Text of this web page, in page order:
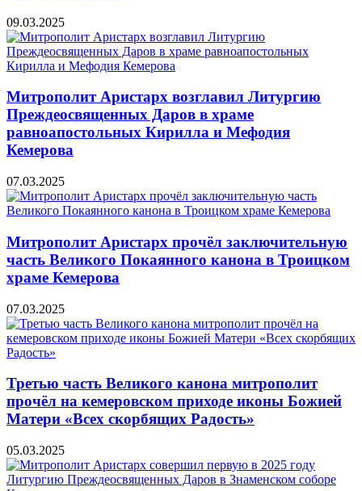
09.03.2025
Митрополит Аристарх возглавил Литургию
Преждеосвященных Даров в храме
равноапостольных Кирилла и Мефодия
Кемерова
07.03.2025
Митрополит Аристарх прочёл заключительную
часть Великого Покаянного канона в Троицком
храме Кемерова
07.03.2025
Третью часть Великого канона митрополит
прочёл на кемеровском приходе иконы Божией
Матери «Всех скорбящих Радость»
05.03.2025